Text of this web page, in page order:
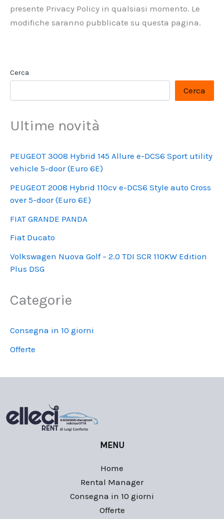
presente Privacy Policy in qualsiasi momento. Le
modifiche saranno pubblicate su questa pagina.
Cerca
Cerca
Ultime novità
PEUGEOT 3008 Hybrid 145 Allure e-DCS6 Sport utility
vehicle 5-door (Euro 6E)
PEUGEOT 2008 Hybrid 110cv e-DCS6 Style auto Cross
over 5-door (Euro 6E)
FIAT GRANDE PANDA
Fiat Ducato
Volkswagen Nuova Golf – 2.0 TDI SCR 110KW Edition
Plus DSG
Categorie
Consegna in 10 giorni
Offerte
MENU
Home
Rental Manager
Consegna in 10 giorni
Offerte